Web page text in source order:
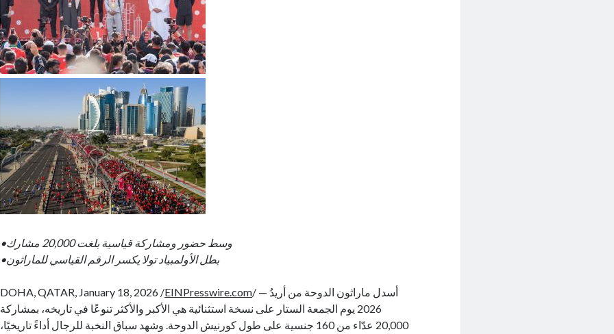
•وسط حضور ومشاركة قياسية بلغت 20,000 مشارك
•بطل الأولمبياد تولا يكسر الرقم القياسي للماراثون
DOHA, QATAR, January 18, 2026 /EINPresswire.com/ — أسدل ماراثون الدوحة من أريدُ
2026 يوم الجمعة الستار على نسخة استثنائية هي الأكبر والأكثر تنوعًا في تاريخه، بمشاركة
20,000 عدّاء من 160 جنسية على طول كورنيش الدوحة. وشهد سباق النخبة للرجال أداءً تاريخيًا،